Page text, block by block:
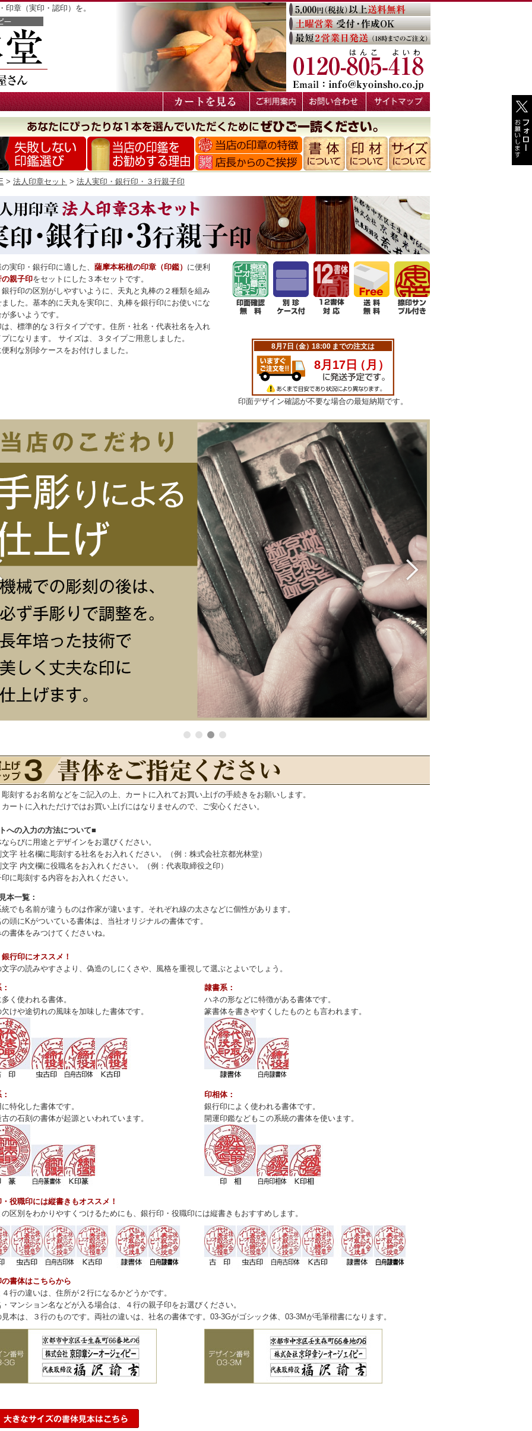
章（実印・認印）を。
> 法人印章セット > 法人実印・銀行印・３行親子印
実印・銀行印に適した、 薩摩本柘植の印章（印鑑） に便利
の親子印をセットにした３本セットです。
銀行印の区別がしやすいように、天丸と丸棒の２種類を組み
した。基本的に天丸を実印に、丸棒を銀行印にお使いにな
多いようです。
は、標準的な３行タイプです。住所・社名・代表社名を入れ
になります。 サイズは、３タイプご用意しました。
利な別珍ケースをお付けしました。
印面デザイン確認が不要な場合の最短納期です。
刻するお名前などをご記入の上、カートに入れてお買い上げの手続きをお願いします。
ートに入れただけではお買い上げにはなりませんので、ご安心ください。
への入力の方法について■
らびに用途とデザインをお選びください。
字 社名欄に彫刻する社名をお入れください。（例：株式会社京都光林堂）
字 内文欄に役職名をお入れください。（例：代表取締役之印）
に彫刻する内容をお入れください。
本一覧：
でも名前が違うものは作家が違います。それぞれ線の太さなどに個性があります。
頭にKがついている書体は、当社オリジナルの書体です。
書体をみつけてくださいね。
行印にオススメ！
字の読みやすさより、偽造のしにくさや、風格を重視して選ぶとよいでしょう。
く使われる書体。
けや途切れの風味を加味した書体です。
隷書系：
ハネの形などに特徴がある書体です。
篆書体を書きやすくしたものとも言われます。
特化した書体です。
の石刻の書体が起源といわれています。
印相体：
銀行印によく使われる書体です。
開運印鑑などもこの系統の書体を使います。
役職印には縦書きもオススメ！
区別をわかりやすくつけるためにも、銀行印・役職印には縦書きもおすすめします。
書体はこちらから
行の違いは、住所が２行になるかどうかです。
マンション名などが入る場合は、４行の親子印をお選びください。
本は、３行のものです。両社の違いは、社名の書体です。03-3Gがゴシック体、03-3Mが毛筆楷書になります。